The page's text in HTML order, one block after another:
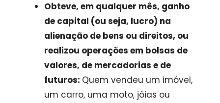
Obteve, em qualquer mês, ganho
de capital (ou seja, lucro) na
alienação de bens ou direitos, ou
realizou operações em bolsas de
valores, de mercadorias e de
futuros: Quem vendeu um imóvel,
um carro, uma moto, jóias ou